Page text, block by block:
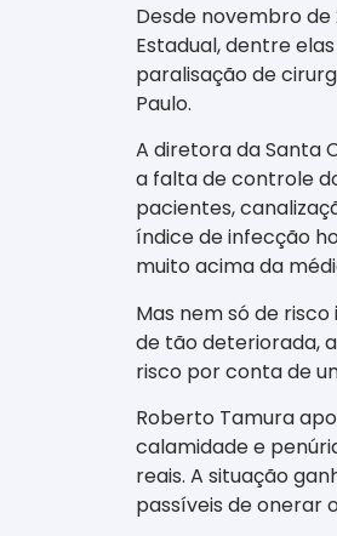
Desde novembro
Estadual, dentre
paralisação de
Paulo.
A diretora da Santa
a falta de controle
pacientes,
índice de infecção
muito acima da
Mas nem só de
de tão deteriorada,
risco por conta de
Roberto Tamura
calamidade e
reais. A situação
passíveis de onerar